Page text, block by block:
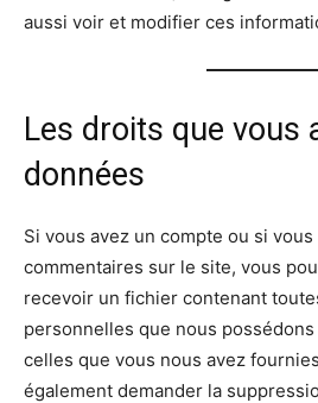
aussi voir et modifier ces
Les droits que vous
données
Si vous avez un compte ou si
commentaires sur le site, vous
recevoir un fichier contenant
personnelles que nous
celles que vous nous avez
également demander la